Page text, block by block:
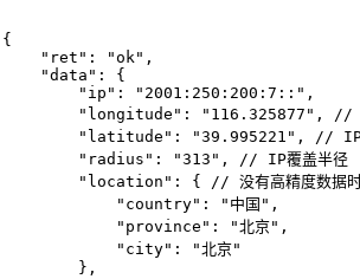
{
    "ret": "ok",
    "data": {
        "ip": "2001:250:200:7::",
"longitude": "116.325877", //
"latitude": "39.995221", // IP
        "radius": "313", // IP覆盖半径
"location": { // 没有高精度数据时
            "country": "中国",
            "province": "北京",
            "city": "北京"
        },